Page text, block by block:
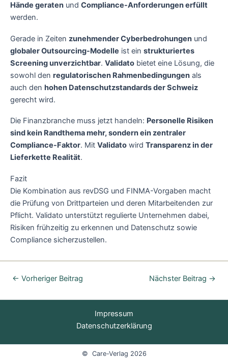
Hände geraten und Compliance-Anforderungen erfüllt
werden.
Gerade in Zeiten zunehmender Cyberbedrohungen und
globaler Outsourcing-Modelle ist ein strukturiertes
Screening unverzichtbar. Validato bietet eine Lösung, die
sowohl den regulatorischen Rahmenbedingungen als
auch den hohen Datenschutzstandards der Schweiz
gerecht wird.
Die Finanzbranche muss jetzt handeln: Personelle Risiken
sind kein Randthema mehr, sondern ein zentraler
Compliance-Faktor. Mit Validato wird Transparenz in der
Lieferkette Realität.
Fazit
Die Kombination aus revDSG und FINMA-Vorgaben macht
die Prüfung von Drittparteien und deren Mitarbeitenden zur
Pflicht. Validato unterstützt regulierte Unternehmen dabei,
Risiken frühzeitig zu erkennen und Datenschutz sowie
Compliance sicherzustellen.
← Vorheriger Beitrag Nächster Beitrag →
Impressum
Datenschutzerklärung
© Care-Verlag 2026